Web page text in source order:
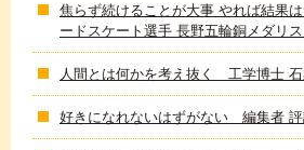
焦らず続けることが大事 やれば結果
ードスケート選手 長野五輪銅メダリ
人間とは何かを考え抜く 工学博士
好きになれないはずがない 編集者